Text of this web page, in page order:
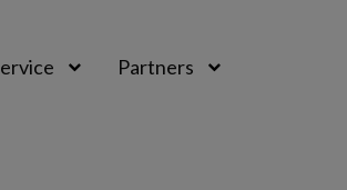
Partners